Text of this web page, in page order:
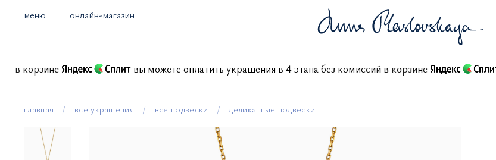
меню онлайн-магазин
в корзине вы можете оплатить украшения в 4 этапа без комиссий в корзине
главная все украшения все подвески деликатные подвески